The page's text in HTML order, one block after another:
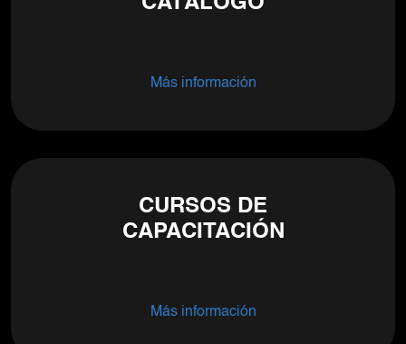
Más información
CURSOS DE
CAPACITACIÓN
Más información